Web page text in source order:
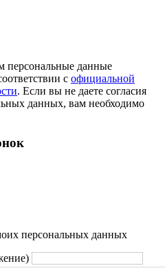
персональные данные
с официальной
. Если вы не даете согласия
данных, вам необходимо
персональных данных